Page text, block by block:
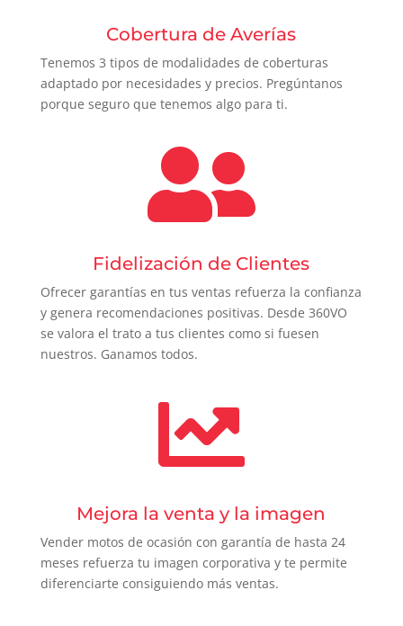
Cobertura de Averías
Tenemos 3 tipos de modalidades de coberturas
adaptado por necesidades y precios. Pregúntanos
porque seguro que tenemos algo para ti.

Fidelización de Clientes
Ofrecer garantías en tus ventas refuerza la confianza
y genera recomendaciones positivas. Desde 360VO
se valora el trato a tus clientes como si fuesen
nuestros. Ganamos todos.

Mejora la venta y la imagen
Vender motos de ocasión con garantía de hasta 24
meses refuerza tu imagen corporativa y te permite
diferenciarte consiguiendo más ventas.